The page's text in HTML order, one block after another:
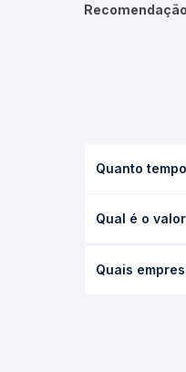
Quanto
Qual é o
a empresa, o
Quais